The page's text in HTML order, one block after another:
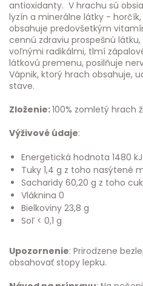
antioxidanty. V hrachu sú
lyzín a minerálne látky -
obsahuje predovšetkým
cennú zdraviu prospešnú
voľnými radikálmi, tlmí
látkovú premenu, posilňuje
Vápnik, ktorý hrach obsahuje,
stave.
Zloženie:100% zomletý hrach
Výživové údaje:
Energetická hodnota 1480
Tuky 1,4 g z toho nasýtené
Sacharidy 60,20 g z toho
Vláknina 0
Bielkoviny 23,8 g
Soľ < 0,1 g
Upozornenie: Prirodzene
obsahovať stopy lepku.